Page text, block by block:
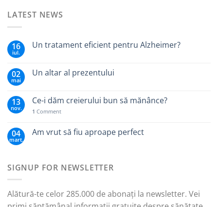
LATEST NEWS
16
iul.
Un tratament eficient pentru Alzheimer?
02
mai
Un altar al prezentului
13
nov.
Ce-i dăm creierului bun să mănânce?
1 Comment
04
mart.
Am vrut să fiu aproape perfect
SIGNUP FOR NEWSLETTER
Alătură-te celor 285.000 de abonați la newsletter. Vei